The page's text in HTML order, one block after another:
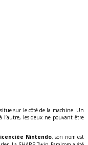
sur le côté de la machine. Un
l’autre, les deux ne pouvant être
Nintendo, son nom est